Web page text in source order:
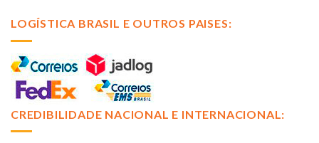
LOGÍSTICA BRASIL E OUTROS PAISES:
CREDIBILIDADE NACIONAL E INTERNACIONAL: